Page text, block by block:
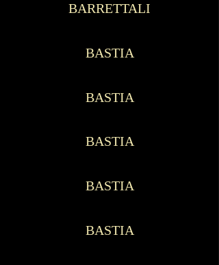
BARRETTALI
BASTIA
BASTIA
BASTIA
BASTIA
BASTIA